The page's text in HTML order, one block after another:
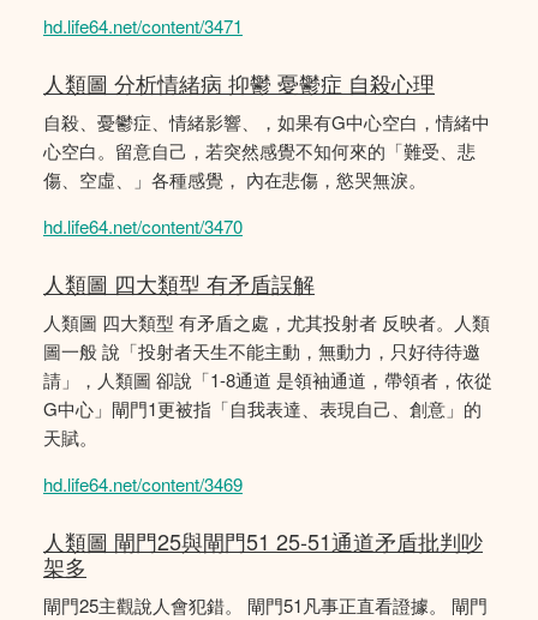
hd.life64.net/content/3471
人類圖 分析情緒病 抑鬱 憂鬱症 自殺心理
自殺、憂鬱症、情緒影響、，如果有G中心空白，情緒中
心空白。留意自己，若突然感覺不知何來的「難受、悲
傷、空虛、」各種感覺， 內在悲傷，慾哭無淚。
hd.life64.net/content/3470
人類圖 四大類型 有矛盾誤解
人類圖 四大類型 有矛盾之處，尤其投射者 反映者。人類
圖一般 說「投射者天生不能主動，無動力，只好待待邀
請」，人類圖 卻說「1-8通道 是領袖通道，帶領者，依從
G中心」閘門1更被指「自我表達、表現自己、創意」的
天賦。
hd.life64.net/content/3469
人類圖 閘門25與閘門51 25-51通道矛盾批判吵
架多
閘門25主觀說人會犯錯。 閘門51凡事正直看證據。 閘門